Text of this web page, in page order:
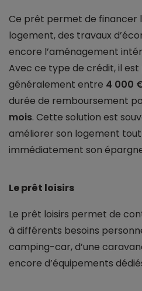
Ce prêt permet de financer
logement, des travaux
encore l’aménagement
Avec ce type de crédit, il
généralement entre 4 000
durée de remboursement
mois. Cette solution est
améliorer son logement
immédiatement son
Le prêt loisirs
Le prêt loisirs permet de
à différents besoins
camping-car, d’une
encore d’équipements